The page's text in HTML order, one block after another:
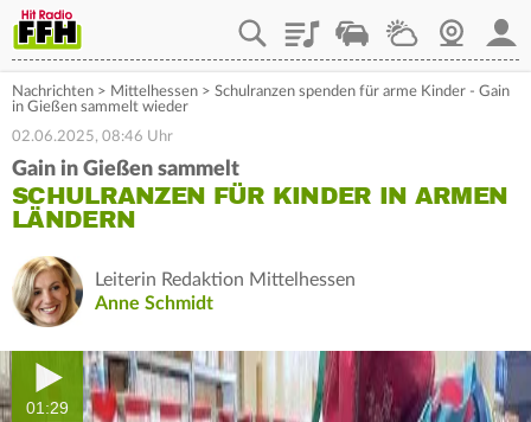
PlaylistStaupilotWetterWebcam
Nachrichten > Mittelhessen > Schulranzen spenden für arme Kinder - Gain
in Gießen sammelt wieder
02.06.2025, 08:46 Uhr
Gain in Gießen sammelt
SCHULRANZEN FÜR KINDER IN ARMEN
LÄNDERN
Leiterin Redaktion Mittelhessen
Anne Schmidt
01:29